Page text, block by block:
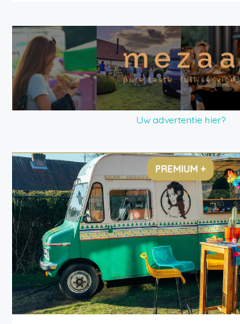
Uw advertentie hier?
PREMIUM +